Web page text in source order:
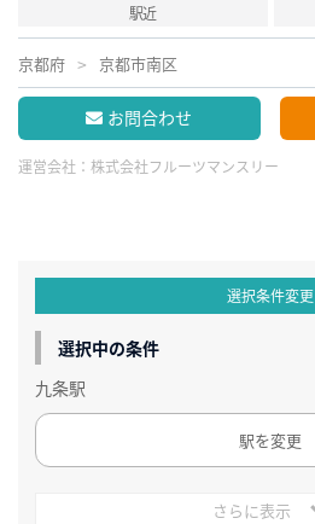
駅近
京都府 京都市南区
お問合わせ
運営会社： 株式会社フルーツマンスリー
選択条件変更
選択中の条件
九条駅
駅を変更
さらに表示